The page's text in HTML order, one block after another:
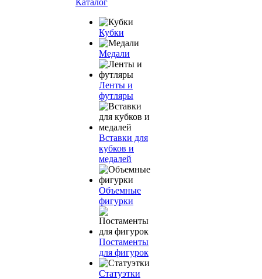
Каталог
Кубки
Медали
Ленты и
футляры
Вставки для
кубков и
медалей
Объемные
фигурки
Постаменты
для фигурок
Статуэтки